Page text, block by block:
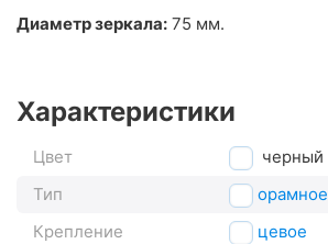
Диаметр зеркала: 75 мм.
Характеристики
Цвет
черный
Тип
панорамное
Крепление
торцевое